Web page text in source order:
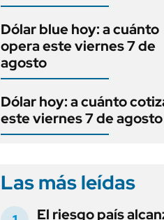
Dólar blue hoy: a cuánto
opera este viernes 7 de
agosto
Dólar hoy: a cuánto
este viernes 7 de agosto
Las más leídas
El riesgo país